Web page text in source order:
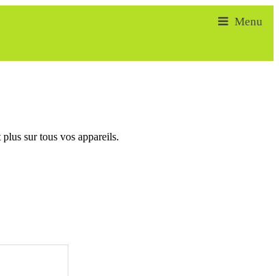
sur tous vos appareils.